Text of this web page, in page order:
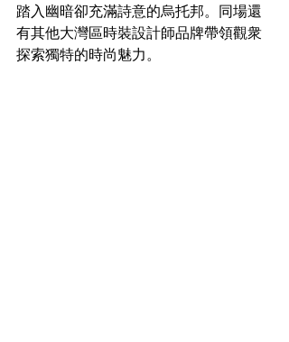
踏入幽暗卻充滿詩意的烏托邦。同場還
有其他大灣區時裝設計師品牌帶領觀衆
探索獨特的時尚魅力。